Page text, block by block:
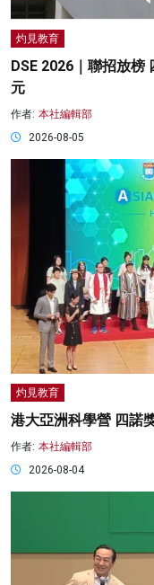
灼見教育
DSE 2026｜聯招放榜
元
作者: 本社編輯部
2026-08-05
灼見教育
港大亞洲科學營 四諾
作者: 本社編輯部
2026-08-04